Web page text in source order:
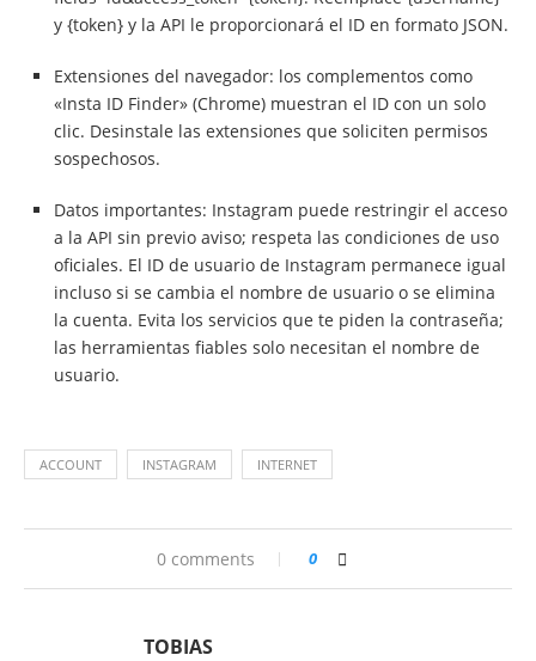
y {token} y la API le proporcionará el ID en formato JSON.
Extensiones del navegador: los complementos como
«Insta ID Finder» (Chrome) muestran el ID con un solo
clic. Desinstale las extensiones que soliciten permisos
sospechosos.
Datos importantes: Instagram puede restringir el acceso
a la API sin previo aviso; respeta las condiciones de uso
oficiales. El ID de usuario de Instagram permanece igual
incluso si se cambia el nombre de usuario o se elimina
la cuenta. Evita los servicios que te piden la contraseña;
las herramientas fiables solo necesitan el nombre de
usuario.
ACCOUNT INSTAGRAM INTERNET
0 comments 0
TOBIAS